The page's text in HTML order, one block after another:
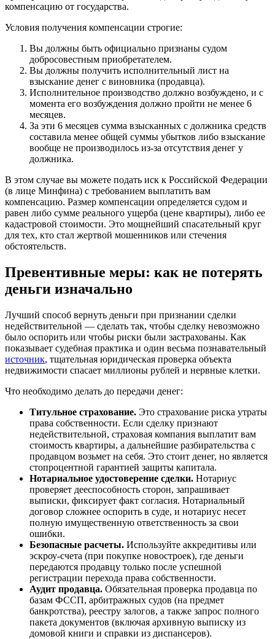
компенсацию от государства.
Условия получения компенсации строгие:
Вы должны быть официально признаны судом
добросовестным приобретателем.
Вы должны получить исполнительный лист на
взыскание денег с виновника (продавца).
Исполнительное производство должно возбуждено, и с
момента его возбуждения должно пройти не менее 6
месяцев.
За эти 6 месяцев сумма взысканных с должника средств
составила менее общей суммы убытков либо взыскание
вообще не производилось из-за отсутствия денег у
должника.
В этом случае вы можете подать иск к Российской Федерации
(в лице Минфина) с требованием выплатить вам
компенсацию. Размер компенсации определяется судом и
равен либо сумме реального ущерба (цене квартиры), либо ее
кадастровой стоимости. Это мощнейший спасательный круг
для тех, кто стал жертвой мошенников или стечения
обстоятельств.
Превентивные меры: как не потерять
деньги изначально
Лучший способ вернуть деньги при признании сделки
недействительной — сделать так, чтобы сделку невозможно
было оспорить или чтобы риски были застрахованы. Как
показывает судебная практика и один весьма познавательный
источник, тщательная юридическая проверка объекта
недвижимости спасает миллионы рублей и нервные клетки.
Что необходимо делать до передачи денег:
Титульное страхование. Это страхование риска утраты
права собственности. Если сделку признают
недействительной, страховая компания выплатит вам
стоимость квартиры, а дальнейшие разбирательства с
продавцом возьмет на себя. Это стоит денег, но является
стопроцентной гарантией защиты капитала.
Нотариальное удостоверение сделки. Нотариус
проверяет дееспособность сторон, запрашивает
выписки, фиксирует факт согласия. Нотариальный
договор сложнее оспорить в суде, и нотариус несет
полную имущественную ответственность за свои
ошибки.
Безопасные расчеты. Используйте аккредитивы или
эскроу-счета (при покупке новостроек), где деньги
передаются продавцу только после успешной
регистрации перехода права собственности.
Аудит продавца. Обязательная проверка продавца по
базам ФССП, арбитражных судов (на предмет
банкротства), реестру залогов, а также запрос полного
пакета документов (включая архивную выписку из
домовой книги и справки из диспансеров).